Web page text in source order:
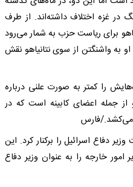
در غزه اختلاف داشته‌اند. از طرف
برای ریاست حزب به شمار می‌رود
به واشنگتن از سوی نتانیاهو نقش
را کمتر به صورت علنی درباره
از جمله اعضای کابینه است که در
می‌کشد./فارس
وزیر دفاع اسرائیل را برکنار کرد. این
امور خارجه را به عنوان وزیر دفاع